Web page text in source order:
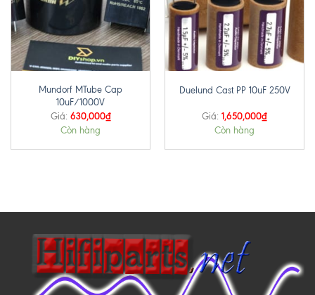
Mundorf MTube Cap
10uF/1000V
Giá: 630,000₫
Còn hàng
Duelund Cast PP 10uF 250V
Giá: 1,650,000₫
Còn hàng